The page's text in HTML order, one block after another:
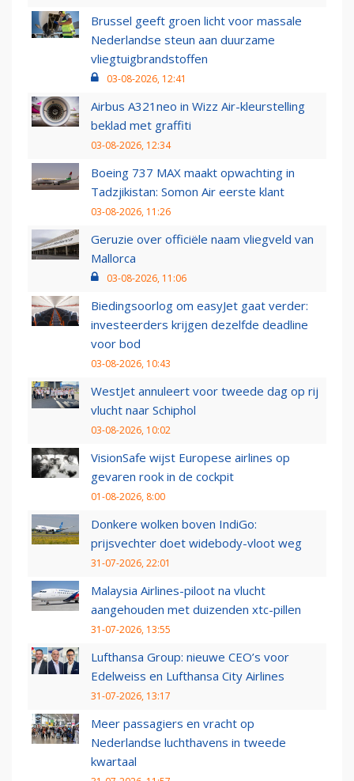
Brussel geeft groen licht voor massale
Nederlandse steun aan duurzame
vliegtuigbrandstoffen
03-08-2026, 12:41
Airbus A321neo in Wizz Air-kleurstelling
beklad met graffiti
03-08-2026, 12:34
Boeing 737 MAX maakt opwachting in
Tadzjikistan: Somon Air eerste klant
03-08-2026, 11:26
Geruzie over officiële naam vliegveld van
Mallorca
03-08-2026, 11:06
Biedingsoorlog om easyJet gaat verder:
investeerders krijgen dezelfde deadline
voor bod
03-08-2026, 10:43
WestJet annuleert voor tweede dag op rij
vlucht naar Schiphol
03-08-2026, 10:02
VisionSafe wijst Europese airlines op
gevaren rook in de cockpit
01-08-2026, 8:00
Donkere wolken boven IndiGo:
prijsvechter doet widebody-vloot weg
31-07-2026, 22:01
Malaysia Airlines-piloot na vlucht
aangehouden met duizenden xtc-pillen
31-07-2026, 13:55
Lufthansa Group: nieuwe CEO’s voor
Edelweiss en Lufthansa City Airlines
31-07-2026, 13:17
Meer passagiers en vracht op
Nederlandse luchthavens in tweede
kwartaal